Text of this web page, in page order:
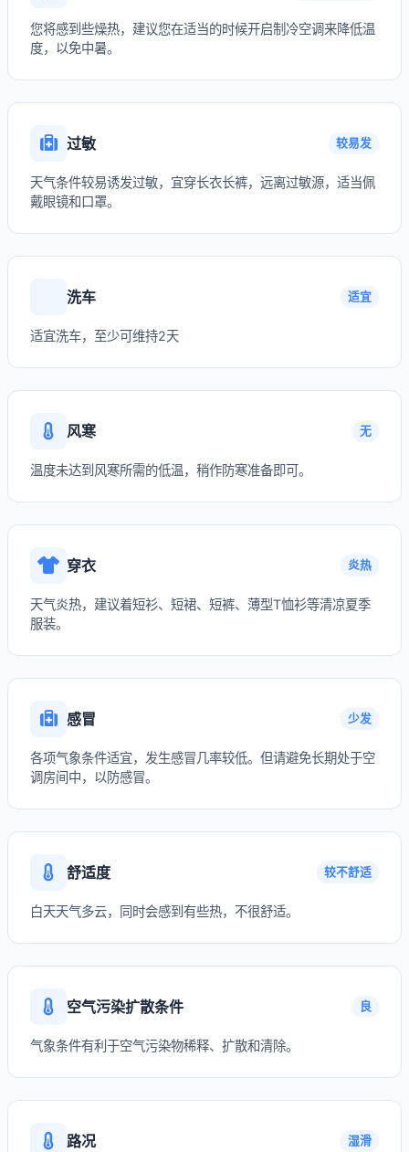
您将感到些燥热，建议您在适当的时候开启制冷空调来降低温
度，以免中暑。
过敏 较易发
天气条件较易诱发过敏，宜穿长衣长裤，远离过敏源，适当佩
戴眼镜和口罩。
洗车 适宜
适宜洗车，至少可维持2天
风寒 无
温度未达到风寒所需的低温，稍作防寒准备即可。
穿衣 炎热
天气炎热，建议着短衫、短裙、短裤、薄型T恤衫等清凉夏季
服装。
感冒 少发
各项气象条件适宜，发生感冒几率较低。但请避免长期处于空
调房间中，以防感冒。
舒适度 较不舒适
白天天气多云，同时会感到有些热，不很舒适。
空气污染扩散条件 良
气象条件有利于空气污染物稀释、扩散和清除。
路况 湿滑